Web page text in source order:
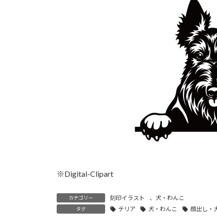
※Digital-Clipart
カテゴリー 刻印イラスト 、 犬・わんこ
タグ テリア 犬・わんこ 顔出し・